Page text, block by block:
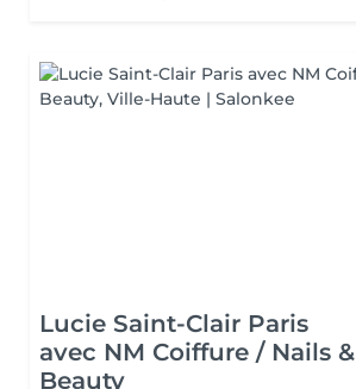
Lucie Saint-Clair Paris
avec NM Coiffure / Nails &
Beauty